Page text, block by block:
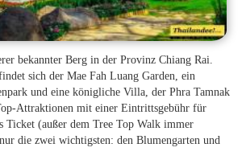
bekannter Berg in der Provinz Chiang Rai.
sich der Mae Fah Luang Garden, ein
und eine königliche Villa, der Phra Tamnak
Attraktionen mit einer Eintrittsgebühr für
Ticket (außer dem Tree Top Walk immer
die zwei wichtigsten: den Blumengarten und